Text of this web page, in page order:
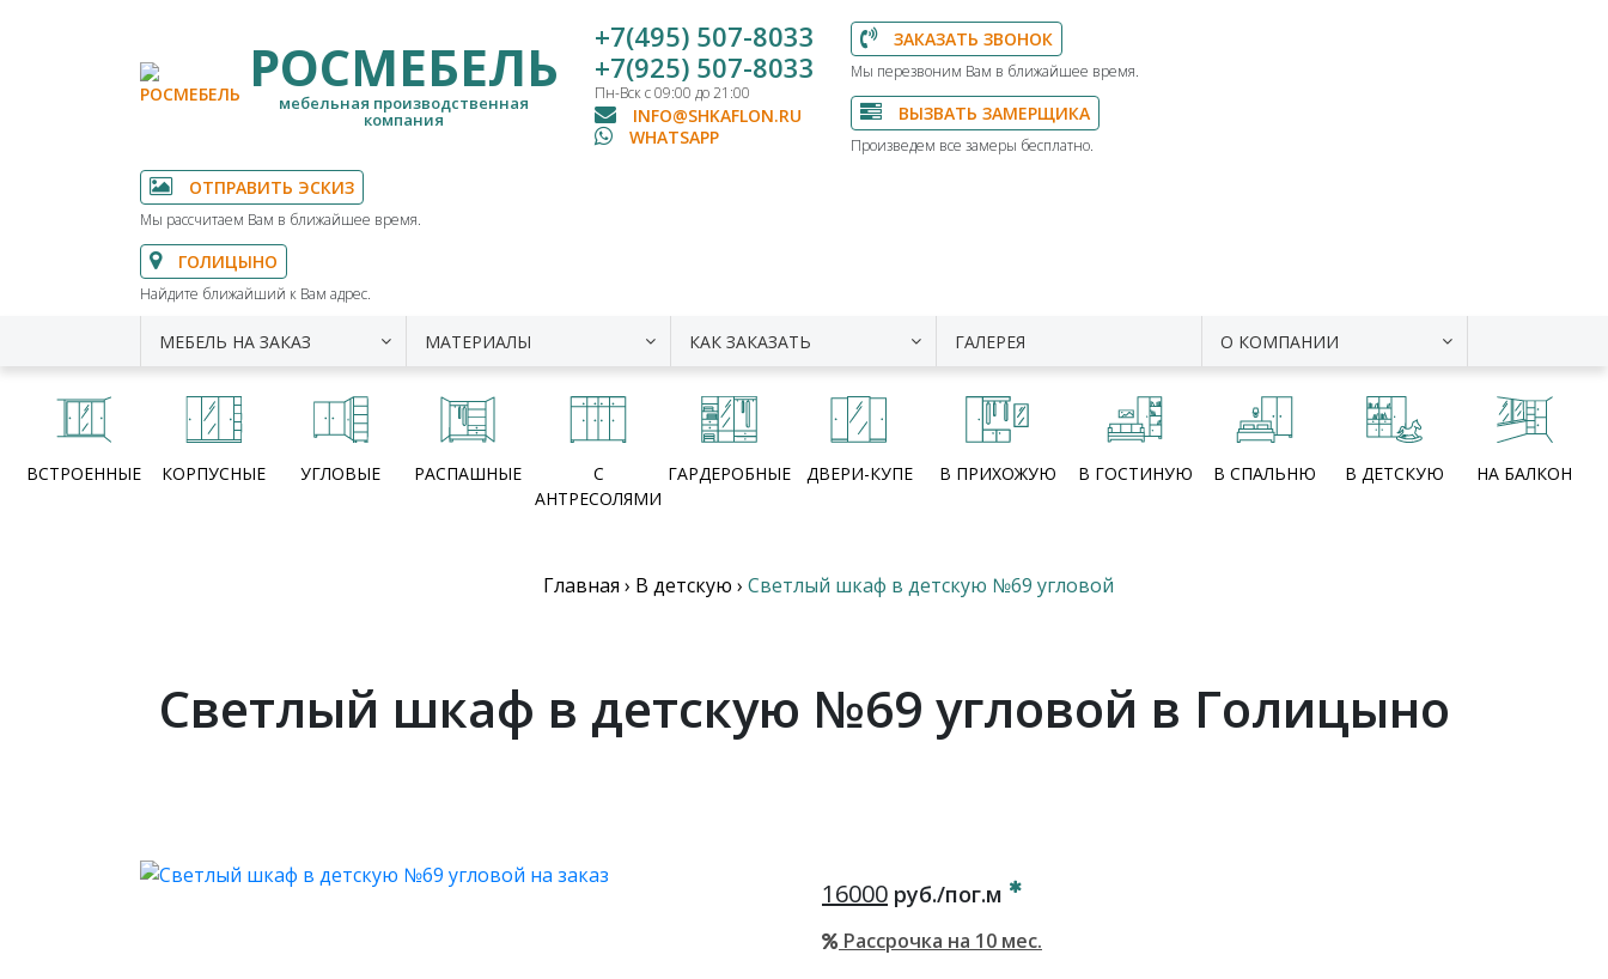
РОСМЕБЕЛЬ
мебельная производственная
компания
+7(495) 507-8033
+7(925) 507-8033
Пн-Вск с 09:00 до 21:00
INFO@SHKAFLON.RU
WHATSAPP
ЗАКАЗАТЬ ЗВОНОК
Мы перезвоним Вам в ближайшее время.
ВЫЗВАТЬ ЗАМЕРЩИКА
Произведем все замеры бесплатно.
ОТПРАВИТЬ ЭСКИЗ
Мы рассчитаем Вам в ближайшее время.
ГОЛИЦЫНО
Найдите ближайший к Вам адрес.
МЕБЕЛЬ НА ЗАКАЗ МАТЕРИАЛЫ КАК ЗАКАЗАТЬ ГАЛЕРЕЯ О КОМПАНИИ
ВСТРОЕННЫЕ КОРПУСНЫЕ УГЛОВЫЕ РАСПАШНЫЕ
С
АНТРЕСОЛЯМИ
ГАРДЕРОБНЫЕ ДВЕРИ-КУПЕ В ПРИХОЖУЮ В ГОСТИНУЮ В СПАЛЬНЮ В ДЕТСКУЮ НА БАЛКОН
Главная › В детскую › Светлый шкаф в детскую №69 угловой
Светлый шкаф в детскую №69 угловой в Голицыно
16000 руб./пог.м
Рассрочка на 10 мес.